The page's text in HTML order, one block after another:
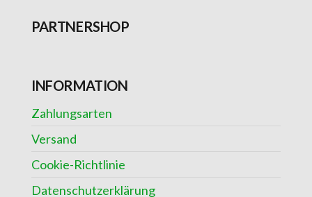
PARTNERSHOP
INFORMATION
Zahlungsarten
Versand
Cookie-Richtlinie
Datenschutzerklärung